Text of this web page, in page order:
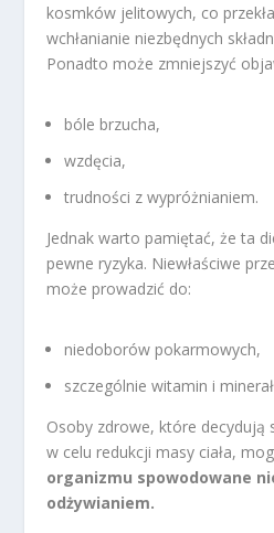
kosmków jelitowych, co
wchłanianie niezbędnych
Ponadto może zmniejszyć
bóle brzucha,
wzdęcia,
trudności z wypróżnianiem.
Jednak warto pamiętać, że ta
pewne ryzyka. Niewłaściwe
może prowadzić do:
niedoborów pokarmowych,
szczególnie witamin i
Osoby zdrowe, które decydują
w celu redukcji masy ciała,
organizmu spowodowane
odżywianiem.